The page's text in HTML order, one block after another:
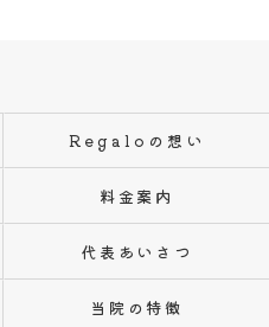
Regaloの想い
料金案内
代表あいさつ
当院の特徴